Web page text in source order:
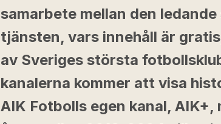
samarbete mellan den
tjänsten, vars innehåll är
av Sveriges största
kanalerna kommer att visa
AIK Fotbolls egen kanal, AIK+,